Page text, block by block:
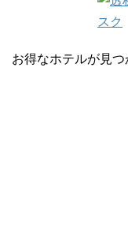
お得なホテルが見つ